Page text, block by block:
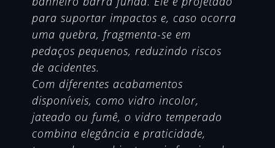
para suportar impactos e, caso ocorra
uma quebra, fragmenta-se em
pedaços pequenos, reduzindo riscos
de acidentes.
Com diferentes acabamentos
disponíveis, como vidro incolor,
jateado ou fumê, o vidro temperado
combina elegância e praticidade,